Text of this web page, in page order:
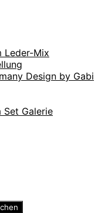
Leder-Mix
Design by Gabi
Set Galerie